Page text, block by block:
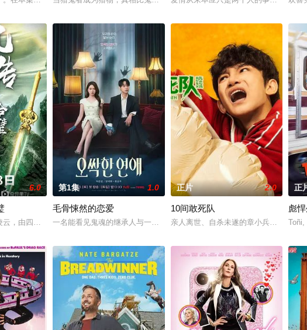
邪恶的牵线木偶弗格斯(Fergus)达成协议，承诺推动萨姆成为明星，释放一
6.0
云，由四大家族段氏、欧阳氏、刘氏、周氏世代守护。两把神器配有两本秘籍《四象剑谱
第1集 1.0
毛骨悚然的恋爱
一名能看见鬼魂的继承人与一名王牌检察官发现只要轻轻一碰，就能让他
正片 2.0
10间敢死队
亲人离世、自杀未遂的章小兵为偿债进
正
彪
Toñi,